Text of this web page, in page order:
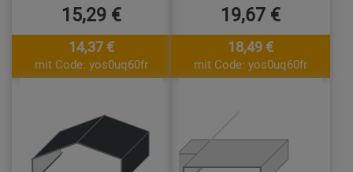
15,29 €
14,37 €
mit Code: yos0uq60fr
19,67 €
18,49 €
mit Code: yos0uq60fr